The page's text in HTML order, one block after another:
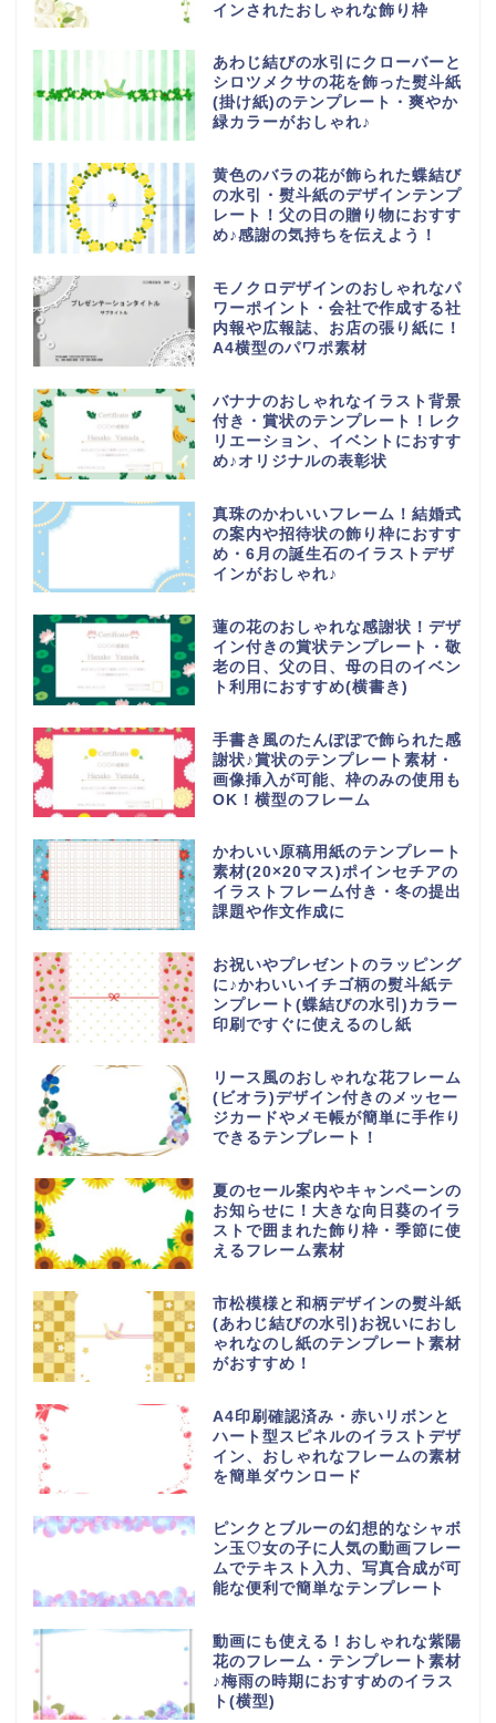
インされたおしゃれな飾り枠
あわじ結びの水引にクローバーと
シロツメクサの花を飾った熨斗紙
(掛け紙)のテンプレート・爽やか
緑カラーがおしゃれ♪
黄色のバラの花が飾られた蝶結び
の水引・熨斗紙のデザインテンプ
レート！父の日の贈り物におすす
め♪感謝の気持ちを伝えよう！
モノクロデザインのおしゃれなパ
ワーポイント・会社で作成する社
内報や広報誌、お店の張り紙に！
A4横型のパワポ素材
バナナのおしゃれなイラスト背景
付き・賞状のテンプレート！レク
リエーション、イベントにおすす
め♪オリジナルの表彰状
真珠のかわいいフレーム！結婚式
の案内や招待状の飾り枠におすす
め・6月の誕生石のイラストデザ
インがおしゃれ♪
蓮の花のおしゃれな感謝状！デザ
イン付きの賞状テンプレート・敬
老の日、父の日、母の日のイベン
ト利用におすすめ(横書き)
手書き風のたんぽぽで飾られた感
謝状♪賞状のテンプレート素材・
画像挿入が可能、枠のみの使用も
OK！横型のフレーム
かわいい原稿用紙のテンプレート
素材(20×20マス)ポインセチアの
イラストフレーム付き・冬の提出
課題や作文作成に
お祝いやプレゼントのラッピング
に♪かわいいイチゴ柄の熨斗紙テ
ンプレート(蝶結びの水引)カラー
印刷ですぐに使えるのし紙
リース風のおしゃれな花フレーム
(ビオラ)デザイン付きのメッセー
ジカードやメモ帳が簡単に手作り
できるテンプレート！
夏のセール案内やキャンペーンの
お知らせに！大きな向日葵のイラ
ストで囲まれた飾り枠・季節に使
えるフレーム素材
市松模様と和柄デザインの熨斗紙
(あわじ結びの水引)お祝いにおし
ゃれなのし紙のテンプレート素材
がおすすめ！
A4印刷確認済み・赤いリボンと
ハート型スピネルのイラストデザ
イン、おしゃれなフレームの素材
を簡単ダウンロード
ピンクとブルーの幻想的なシャボ
ン玉♡女の子に人気の動画フレー
ムでテキスト入力、写真合成が可
能な便利で簡単なテンプレート
動画にも使える！おしゃれな紫陽
花のフレーム・テンプレート素材
♪梅雨の時期におすすめのイラス
ト(横型)